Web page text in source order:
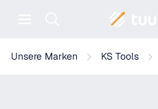
Unsere Marken KS Tools
KS Tools Offener Doppel-